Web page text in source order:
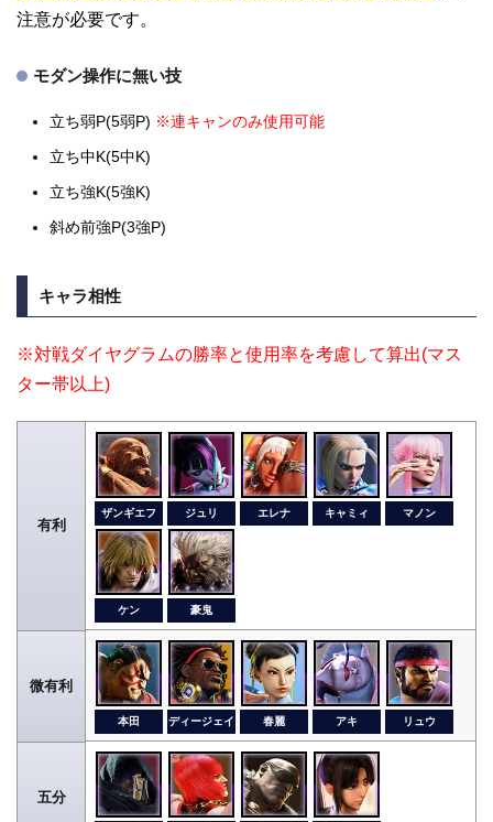
注意が必要です。
モダン操作に無い技
立ち弱P(5弱P) ※連キャンのみ使用可能
立ち中K(5中K)
立ち強K(5強K)
斜め前強P(3強P)
キャラ相性
※対戦ダイヤグラムの勝率と使用率を考慮して算出(マス
ター帯以上)
有利
ザンギエフ ジュリ エレナ キャミィ マノン
ケン 豪鬼
微有利
本田 ディージェイ 春麗 アキ リュウ
五分